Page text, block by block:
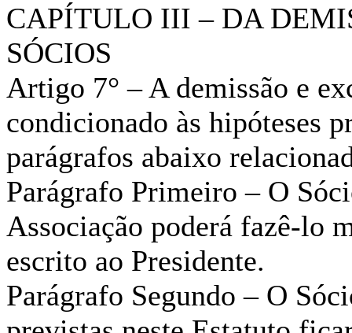
CAPÍTULO III – DA
SÓCIOS
Artigo 7° – A demissão e
condicionado às hipóteses
parágrafos abaixo
Parágrafo Primeiro – O
Associação poderá fazê-lo
escrito ao Presidente.
Parágrafo Segundo – O